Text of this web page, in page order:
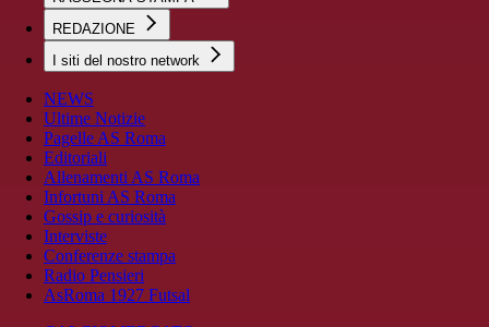
REDAZIONE
I siti del nostro network
NEWS
Ultime Notizie
Pagelle AS Roma
Editoriali
Allenamenti AS Roma
Infortuni AS Roma
Gossip e curiosità
Interviste
Conferenze stampa
Radio Pensieri
AsRoma 1927 Futsal